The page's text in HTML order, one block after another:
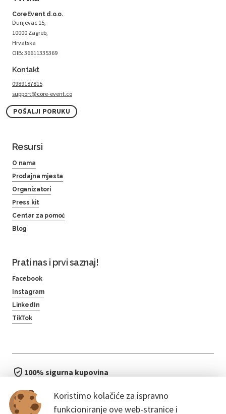
Koristimo kolačiće za ispravno
funkcioniranje ove web-stranice i
CoreEvent d.o.o.
Dunjevac 15,
10000 Zagreb,
Hrvatska
OIB: 36611335369
Kontakt
0989187815
support@core-event.co
POŠALJI PORUKU
Resursi
O nama
Prodajna mjesta
Organizatori
Press kit
Centar za pomoć
Blog
Prati nas i prvi saznaj!
Facebook
Instagram
LinkedIn
TikTok
100% sigurna kupovina
bez čekanja u redu